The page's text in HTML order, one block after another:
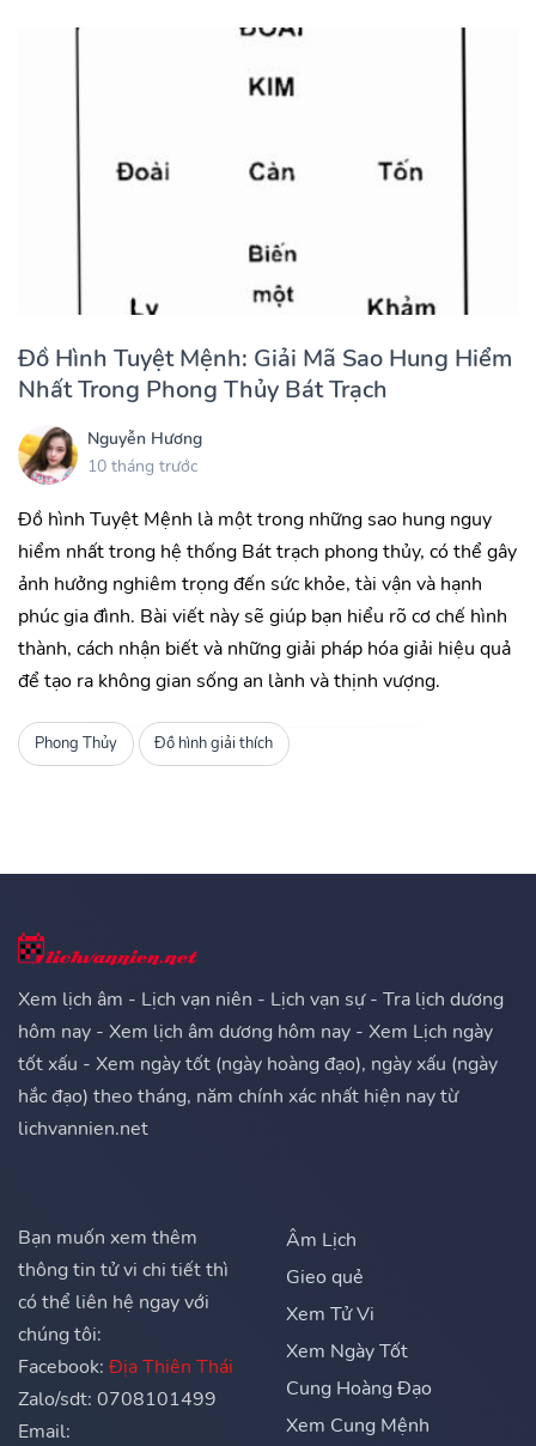
Đồ Hình Tuyệt Mệnh: Giải Mã Sao Hung Hiểm
Nhất Trong Phong Thủy Bát Trạch
Nguyễn Hương
10 tháng trước
Đồ hình Tuyệt Mệnh là một trong những sao hung nguy
hiểm nhất trong hệ thống Bát trạch phong thủy, có thể gây
ảnh hưởng nghiêm trọng đến sức khỏe, tài vận và hạnh
phúc gia đình. Bài viết này sẽ giúp bạn hiểu rõ cơ chế hình
thành, cách nhận biết và những giải pháp hóa giải hiệu quả
để tạo ra không gian sống an lành và thịnh vượng.
Phong Thủy Đồ hình giải thích
Xem lịch âm - Lịch vạn niên - Lịch vạn sự - Tra lịch dương
hôm nay - Xem lịch âm dương hôm nay - Xem Lịch ngày
tốt xấu - Xem ngày tốt (ngày hoàng đạo), ngày xấu (ngày
hắc đạo) theo tháng, năm chính xác nhất hiện nay từ
lichvannien.net
Bạn muốn xem thêm
thông tin tử vi chi tiết thì
có thể liên hệ ngay với
chúng tôi:
Facebook: Địa Thiên Thái
Zalo/sdt: 0708101499
Email:
Âm Lịch
Gieo quẻ
Xem Tử Vi
Xem Ngày Tốt
Cung Hoàng Đạo
Xem Cung Mệnh